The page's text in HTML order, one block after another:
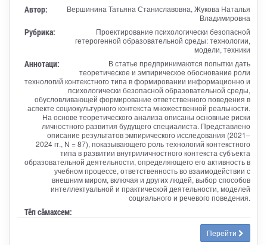
Автор:
Вершинина Татьяна Станиславовна, Жукова Наталья
Владимировна
Рубрика:
Проектирование психологически безопасной
гетерогенной образовательной среды: технологии,
модели, техники
Аннотаци:
В статье предпринимаются попытки дать
теоретическое и эмпирическое обоснование роли
технологий контекстного типа в формировании информационно и
психологически безопасной образовательной среды,
обусловливающей формирование ответственного поведения в
аспекте социокультурного контекста множественной реальности.
На основе теоретического анализа описаны основные риски
личностного развития будущего специалиста. Представлено
описание результатов эмпирического исследования (2021–
2024 гг., N = 87), показывающего роль технологий контекстного
типа в развитии внутриличностного контекста субъекта
образовательной деятельности, определяющего его активность в
учебном процессе, ответственность во взаимодействии с
внешним миром, включая и других людей, выбор способов
интеллектуальной и практической деятельности, моделей
социального и речевого поведения.
Тӗп сӑмахсем:
Перейти